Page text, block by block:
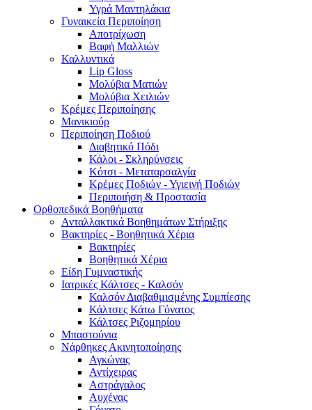
Υγρά Μαντηλάκια
Γυναικεία Περιποίηση
Αποτρίχωση
Βαφή Μαλλιών
Καλλυντικά
Lip Gloss
Μολύβια Ματιών
Μολύβια Χειλιών
Κρέμες Περιποίησης
Μανικιούρ
Περιποίηση Ποδιού
Διαβητικό Πόδι
Κάλοι - Σκληρύνσεις
Κότσι - Μεταταρσαλγία
Κρέμες Ποδιών - Υγιεινή Ποδιών
Περιποιήση & Προστασία
Ορθοπεδικά Βοηθήματα
Ανταλλακτικά Βοηθημάτων Στήριξης
Βακτηρίες - Βοηθητικά Χέρια
Βακτηρίες
Βοηθητικά Χέρια
Είδη Γυμναστικής
Ιατρικές Κάλτσες - Καλσόν
Καλσόν Διαβαθμισμένης Συμπίεσης
Κάλτσες Κάτω Γόνατος
Κάλτσες Ριζομηρίου
Μπαστούνια
Νάρθηκες Ακινητοποίησης
Αγκώνας
Αντίχειρας
Αστράγαλος
Αυχένας